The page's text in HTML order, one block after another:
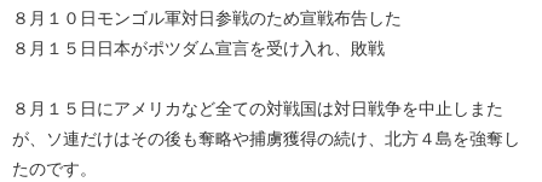
８月１０日モンゴル軍対日参戦のため宣戦布告した
８月１５日日本がポツダム宣言を受け入れ、敗戦
８月１５日にアメリカなど全ての対戦国は対日戦争を中止しまた
が、ソ連だけはその後も奪略や捕虜獲得の続け、北方４島を強奪し
たのです。